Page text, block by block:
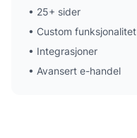
• 25+ sider
• Custom funksjonalitet
• Integrasjoner
• Avansert e-handel